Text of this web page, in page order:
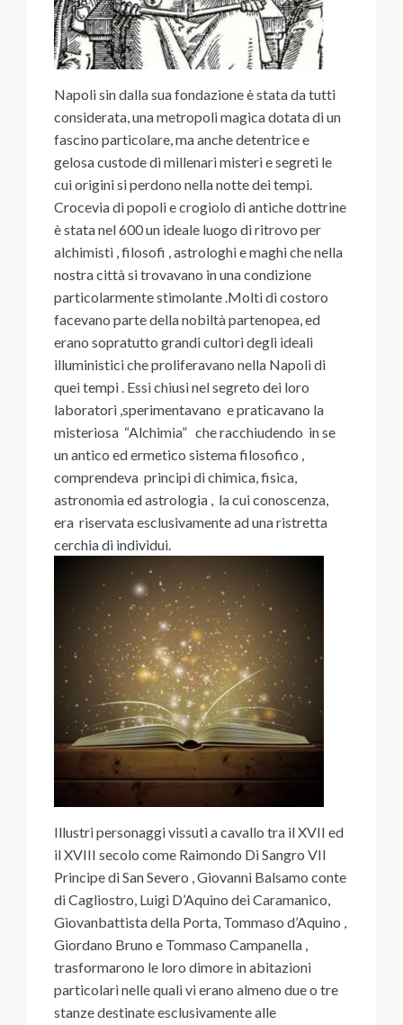
Napoli sin dalla sua fondazione è stata da tutti
considerata, una metropoli magica dotata di un
fascino particolare, ma anche detentrice e
gelosa custode di millenari misteri e segreti le
cui origini si perdono nella notte dei tempi.
Crocevia di popoli e crogiolo di antiche dottrine
è stata nel 600 un ideale luogo di ritrovo per
alchimisti , filosofi , astrologhi e maghi che nella
nostra città si trovavano in una condizione
particolarmente stimolante .Molti di costoro
facevano parte della nobiltà partenopea, ed
erano sopratutto grandi cultori degli ideali
illuministici che proliferavano nella Napoli di
quei tempi . Essi chiusi nel segreto dei loro
laboratori ,sperimentavano e praticavano la
misteriosa “Alchimia” che racchiudendo in se
un antico ed ermetico sistema filosofico ,
comprendeva principi di chimica, fisica,
astronomia ed astrologia , la cui conoscenza,
era riservata esclusivamente ad una ristretta
cerchia di individui.
Illustri personaggi vissuti a cavallo tra il XVII ed
il XVIII secolo come Raimondo Di Sangro VII
Principe di San Severo , Giovanni Balsamo conte
di Cagliostro, Luigi D’Aquino dei Caramanico,
Giovanbattista della Porta, Tommaso d’Aquino ,
Giordano Bruno e Tommaso Campanella ,
trasformarono le loro dimore in abitazioni
particolari nelle quali vi erano almeno due o tre
stanze destinate esclusivamente alle